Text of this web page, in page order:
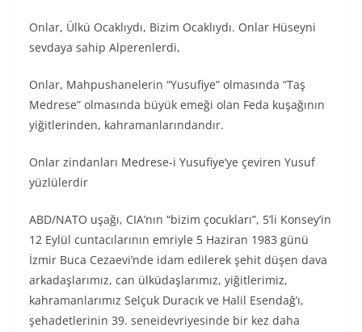
Onlar, Ülkü Ocaklıydı, Bizim Ocaklıydı. Onlar Hüseyni
sevdaya sahip Alperenlerdi,
Onlar, Mahpushanelerin “Yusufiye” olmasında “Taş
Medrese” olmasında büyük emeği olan Feda kuşağının
yiğitlerinden, kahramanlarındandır.
Onlar zindanları Medrese-i Yusufiye’ye çeviren Yusuf
yüzlülerdir
ABD/NATO uşağı, CIA’nın “bizim çocukları”, 5’li Konsey’in
12 Eylül cuntacılarının emriyle 5 Haziran 1983 günü
İzmir Buca Cezaevi’nde idam edilerek şehit düşen dava
arkadaşlarımız, can ülküdaşlarımız, yiğitlerimiz,
kahramanlarımız Selçuk Duracık ve Halil Esendağ’ı,
şehadetlerinin 39. seneidevriyesinde bir kez daha